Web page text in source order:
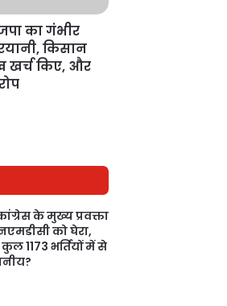
का गंभीर
किसान
खर्च किए, और
के मुख्य प्रवक्ता
को घेरा,
1173 भर्तियों में से